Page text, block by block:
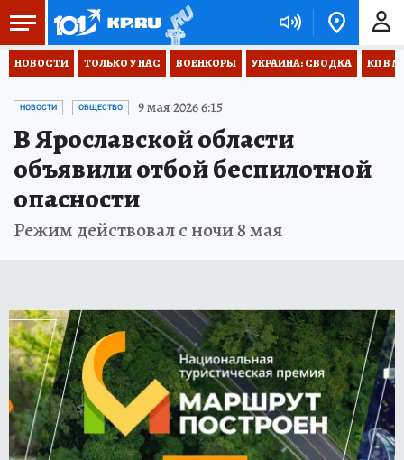
НОВОСТИ ТОЛЬКО У НАС ВОЕНКОРЫ УКРАИНА: СВОДКА КП В
НОВОСТИ ОБЩЕСТВО 9 мая 2026 6:15
В Ярославской области
объявили отбой беспилотной
опасности
Режим действовал с ночи 8 мая